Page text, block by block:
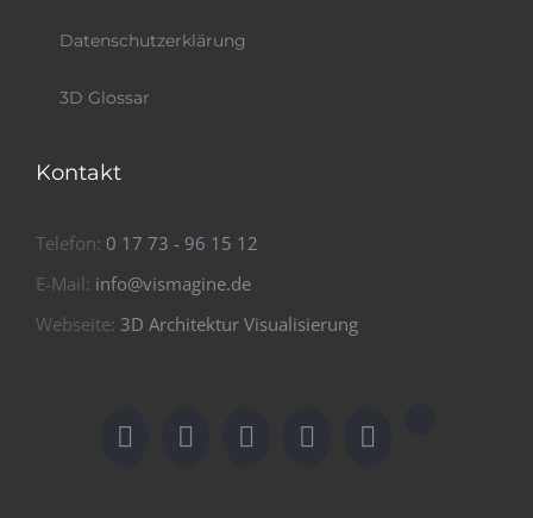
Datenschutzerklärung
3D Glossar
Kontakt
Telefon: 0 17 73 - 96 15 12
E-Mail: info@vismagine.de
Webseite: 3D Architektur Visualisierung